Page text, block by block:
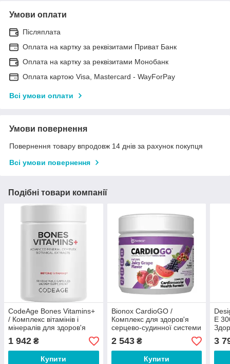
Умови оплати
Післяплата
Оплата на картку за реквізитами Приват Банк
Оплата на картку за реквізитами Монобанк
Оплата картою Visa, Mastercard - WayForPay
Всі умови оплати
Умови повернення
Повернення товару впродовж 14 днів за рахунок покупця
Всі умови повернення
Подібні товари компанії
CodeAge Bones Vitamins+
/ Комплекс вітамінів і
мінералів для здоров'я
кісток 90 капсул
1 942 ₴
Купити
Bionox CardioGO /
Комплекс для здоров'я
серцево-судинної системи
смак винограду 210 г
2 543₴
Купити
E
3